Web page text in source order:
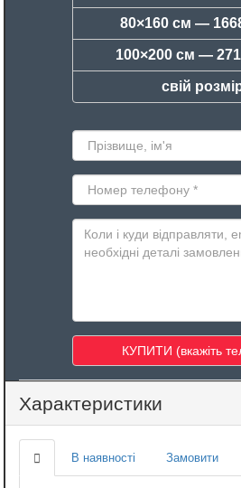
80×160 см —
100×200 см —
свій
Характеристики
В наявності Замовити